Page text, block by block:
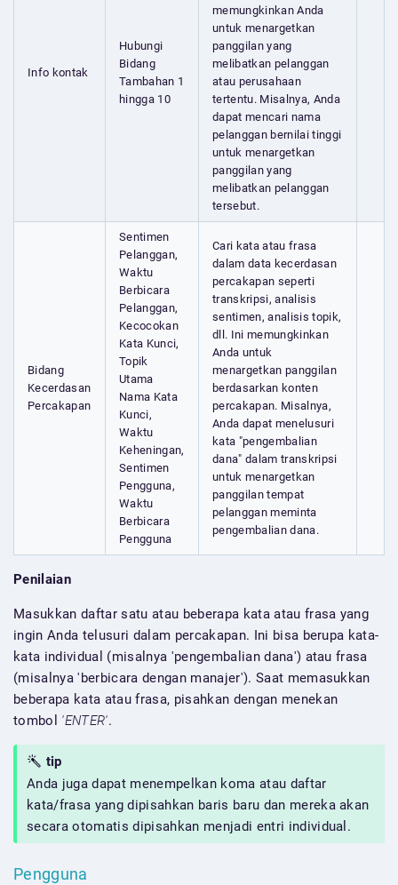
Info kontak
Hubungi
Bidang
Tambahan 1
hingga 10
memungkinkan Anda
untuk menargetkan
panggilan yang
melibatkan pelanggan
atau perusahaan
tertentu. Misalnya, Anda
dapat mencari nama
pelanggan bernilai tinggi
untuk menargetkan
panggilan yang
melibatkan pelanggan
tersebut.
Bidang
Kecerdasan
Percakapan
Sentimen
Pelanggan,
Waktu
Berbicara
Pelanggan,
Kecocokan
Kata Kunci,
Topik
Utama
Nama Kata
Kunci,
Waktu
Keheningan,
Sentimen
Pengguna,
Waktu
Berbicara
Pengguna
Cari kata atau frasa
dalam data kecerdasan
percakapan seperti
transkripsi, analisis
sentimen, analisis topik,
dll. Ini memungkinkan
Anda untuk
menargetkan panggilan
berdasarkan konten
percakapan. Misalnya,
Anda dapat menelusuri
kata "pengembalian
dana" dalam transkripsi
untuk menargetkan
panggilan tempat
pelanggan meminta
pengembalian dana.
Penilaian
Masukkan daftar satu atau beberapa kata atau frasa yang
ingin Anda telusuri dalam percakapan. Ini bisa berupa kata-
kata individual (misalnya 'pengembalian dana') atau frasa
(misalnya 'berbicara dengan manajer'). Saat memasukkan
beberapa kata atau frasa, pisahkan dengan menekan
tombol 'ENTER'.
tip
Anda juga dapat menempelkan koma atau daftar
kata/frasa yang dipisahkan baris baru dan mereka akan
secara otomatis dipisahkan menjadi entri individual.
Pengguna